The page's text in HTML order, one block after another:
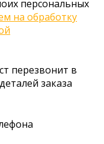
персональных
на обработку
перезвонит в
заказа